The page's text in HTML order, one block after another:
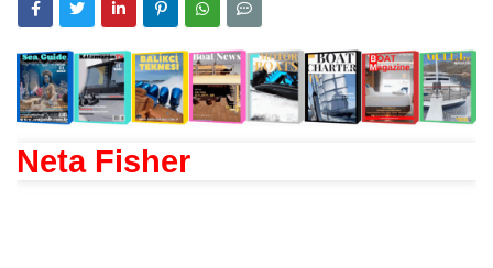
Neta Fisher